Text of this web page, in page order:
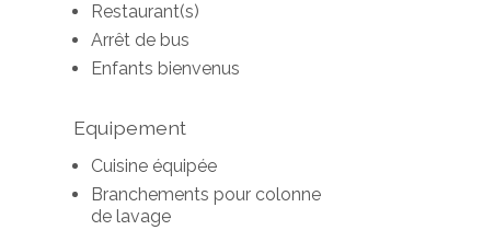
Restaurant(s)
Arrêt de bus
Enfants bienvenus
Equipement
Cuisine équipée
Branchements pour colonne
de lavage